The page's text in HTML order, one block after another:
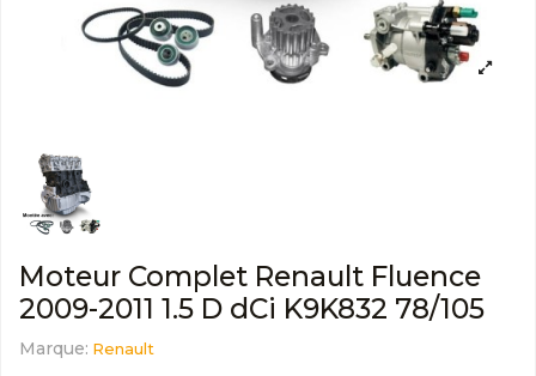
Moteur Complet Renault Fluence
2009-2011 1.5 D dCi K9K832 78/105
Marque: Renault